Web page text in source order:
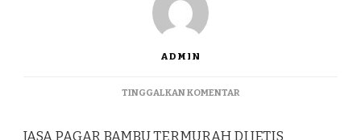
ADMIN
TINGGALKAN KOMENTARPADA